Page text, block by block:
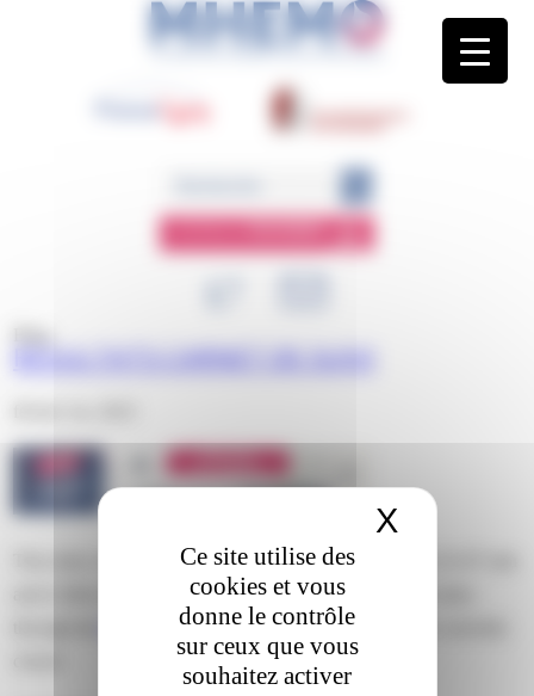
ESPACEMEMBRE
RÉSULTATS CARNET DE SUIVI
This entry was posted on mercredi, février 1st, 2023 at 12 h 07 min
and is filed under . You can follow any responses to this entry
feed. Both comments and pings are currently
Panneau de gestion des cookies
Ce site utilise des
cookies et vous
donne le contrôle
sur ceux que vous
souhaitez activer
X